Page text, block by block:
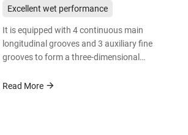
Excellent wet performance
It is equipped with 4 continuous main
longitudinal grooves and 3 auxiliary fine
grooves to form a three-dimensional
water from the tire surface and effectively
Read More